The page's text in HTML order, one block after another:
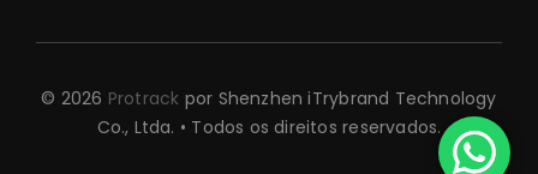
© 2026 Protrack por Shenzhen iTrybrand Technology
Co., Ltda. • Todos os direitos reservados.